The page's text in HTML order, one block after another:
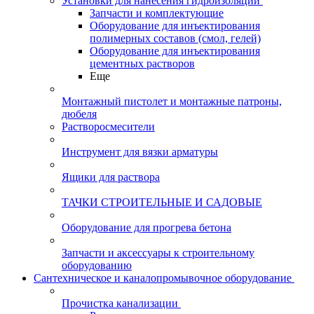
Запчасти и комплектующие
Оборудование для инъектирования
полимерных составов (смол, гелей)
Оборудование для инъектирования
цементных растворов
Еще
Монтажный пистолет и монтажные патроны,
дюбеля
Растворосмесители
Инструмент для вязки арматуры
Ящики для раствора
ТАЧКИ СТРОИТЕЛЬНЫЕ И САДОВЫЕ
Оборудование для прогрева бетона
Запчасти и аксессуары к строительному
оборудованию
Сантехническое и каналопромывочное оборудование
Прочистка канализации